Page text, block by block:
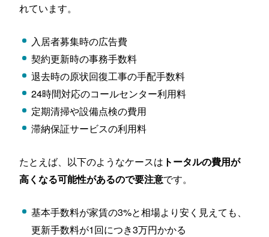
れています。
入居者募集時の広告費
契約更新時の事務手数料
退去時の原状回復工事の手配手数料
24時間対応のコールセンター利用料
定期清掃や設備点検の費用
滞納保証サービスの利用料
たとえば、以下のようなケースは トータルの費用が
高くなる可能性があるので要注意です。
基本手数料が家賃の3%と相場より安く見えても、
更新手数料が1回につき3万円かかる